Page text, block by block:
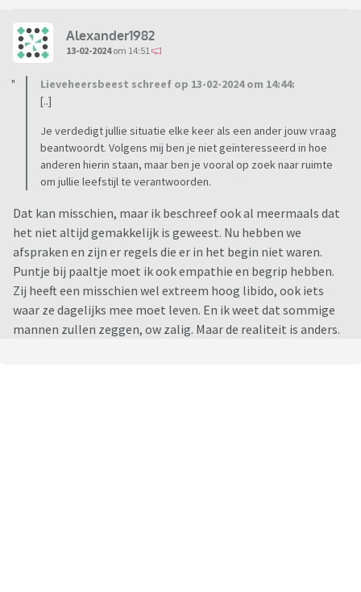
Alexander1982
13-02-2024om 14:51
Lieveheersbeest schreef op 13-02-2024 om 14:44:
[..]
Je verdedigt jullie situatie elke keer als een ander jouw vraag
beantwoordt. Volgens mij ben je niet geïnteresseerd in hoe
anderen hierin staan, maar ben je vooral op zoek naar ruimte
om jullie leefstijl te verantwoorden.
Dat kan misschien, maar ik beschreef ook al meermaals dat
het niet altijd gemakkelijk is geweest. Nu hebben we
afspraken en zijn er regels die er in het begin niet waren.
Puntje bij paaltje moet ik ook empathie en begrip hebben.
Zij heeft een misschien wel extreem hoog libido, ook iets
waar ze dagelijks mee moet leven. En ik weet dat sommige
mannen zullen zeggen, ow zalig. Maar de realiteit is anders.